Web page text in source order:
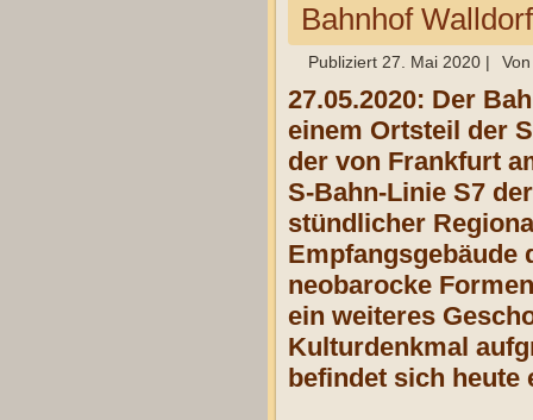
Bahnhof
Publiziert 27. Mai 2020 | Von
27.05.2020: Der
einem Ortsteil der
der von Frankfurt
S-Bahn-Linie S7
stündlicher
Empfangsgebäude
neobarocke
ein weiteres
Kulturdenkmal
befindet sich